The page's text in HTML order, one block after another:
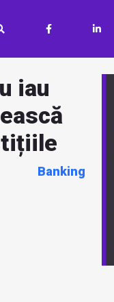
iau
Banking